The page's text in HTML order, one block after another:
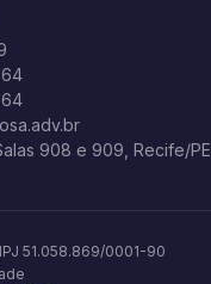
908 e 909, Recife/PE
51.058.869/0001-90